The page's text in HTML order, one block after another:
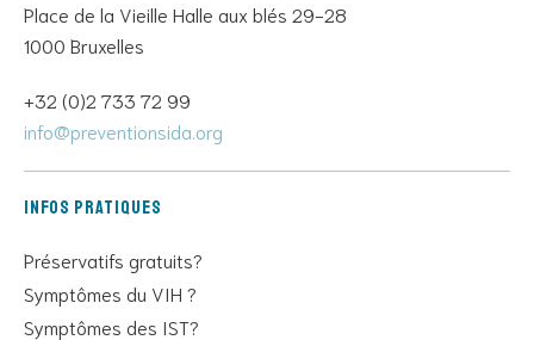
Place de la Vieille Halle aux blés 29-28
1000 Bruxelles
+32 (0)2 733 72 99
info@preventionsida.org
Infos pratiques
Préservatifs gratuits?
Symptômes du VIH ?
Symptômes des IST?